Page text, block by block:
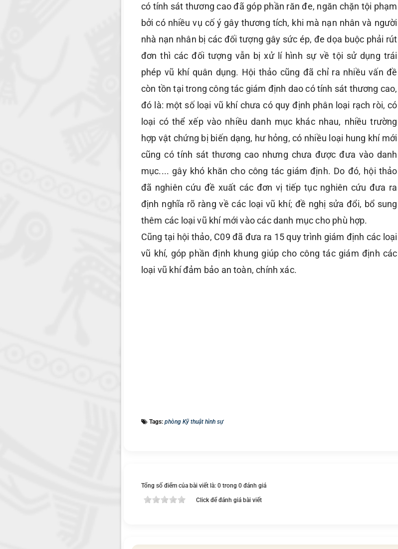
có tính sát thương cao đã góp phần răn đe, ngăn chặn tội phạm
bởi có nhiều vụ cố ý gây thương tích, khi mà nạn nhân và người
nhà nạn nhân bị các đối tượng gây sức ép, đe dọa buộc phải rút
đơn thì các đối tượng vẫn bị xử lí hình sự về tội sử dụng trái
phép vũ khí quân dụng. Hội thảo cũng đã chỉ ra nhiều vấn đề
còn tồn tại trong công tác giám định dao có tính sát thương cao,
đó là: một số loại vũ khí chưa có quy định phân loại rạch ròi, có
loại có thể xếp vào nhiều danh mục khác nhau, nhiều trường
hợp vật chứng bị biến dạng, hư hỏng, có nhiều loại hung khí mới
cũng có tính sát thương cao nhưng chưa được đưa vào danh
mục.... gây khó khăn cho công tác giám định. Do đó, hội thảo
đã nghiên cứu đề xuất các đơn vị tiếp tục nghiên cứu đưa ra
định nghĩa rõ ràng về các loại vũ khí; đề nghị sửa đổi, bổ sung
thêm các loại vũ khí mới vào các danh mục cho phù hợp.
Cũng tại hội thảo, C09 đã đưa ra 15 quy trình giám định các loại
vũ khí, góp phần định khung giúp cho công tác giám định các
loại vũ khí đảm bảo an toàn, chính xác.
Tags: phòng Kỹ thuật hình sự
Tổng số điểm của bài viết là: 0 trong 0 đánh giá
Click để đánh giá bài viết